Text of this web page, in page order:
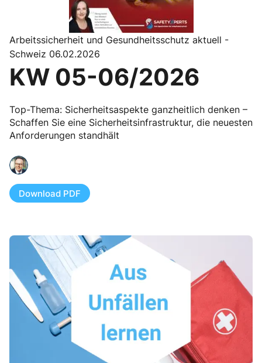
Arbeitssicherheit und Gesundheitsschutz aktuell -
Schweiz 06.02.2026
KW 05-06/2026
Top-Thema: Sicherheitsaspekte ganzheitlich denken –
Schaffen Sie eine Sicherheitsinfrastruktur, die neuesten
Anforderungen standhält
Download PDF